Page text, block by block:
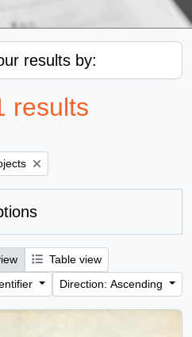
results by:
results
Table view
Direction: Ascending